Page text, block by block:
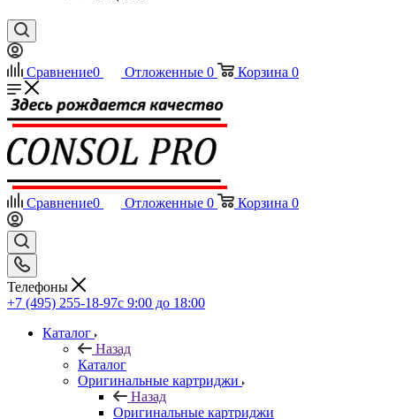
Сравнение0 Отложенные 0 Корзина 0
Сравнение0 Отложенные 0 Корзина 0
Телефоны
+7 (495) 255-18-97с 9:00 до 18:00
Каталог
Назад
Каталог
Оригинальные картриджи
Назад
Оригинальные картриджи